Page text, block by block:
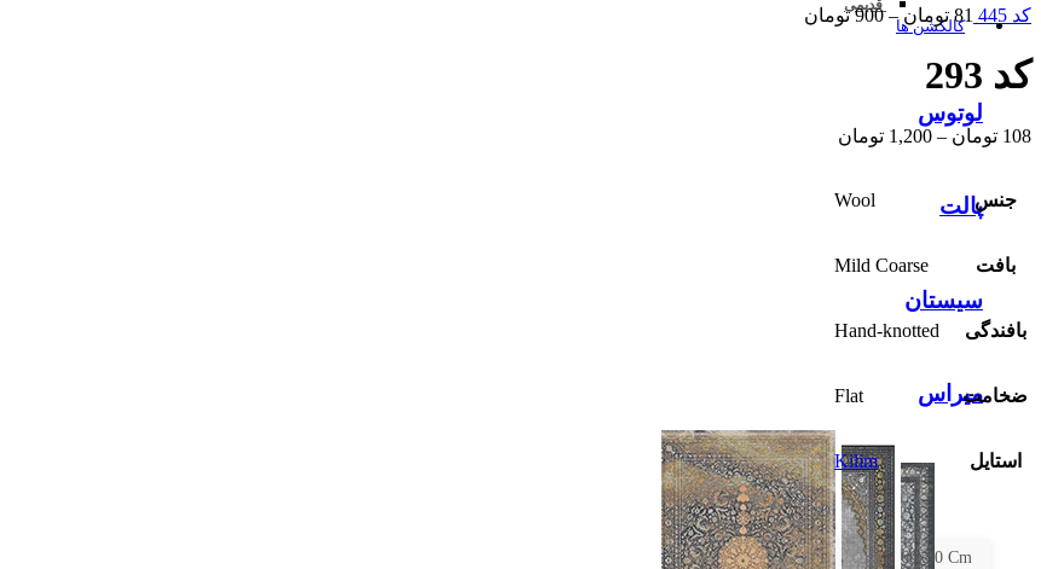
قدیمی
کالکشن ها
لوتوس
پالت
سیستان
میراس
کد 445 81 تومان –
900 تومان
کد 293
108 تومان –
1,200 تومان
جنس Wool
بافت Mild Coarse
بافندگی Hand-knotted
ضخامت Flat
استایل Kilim
60x90 Cm